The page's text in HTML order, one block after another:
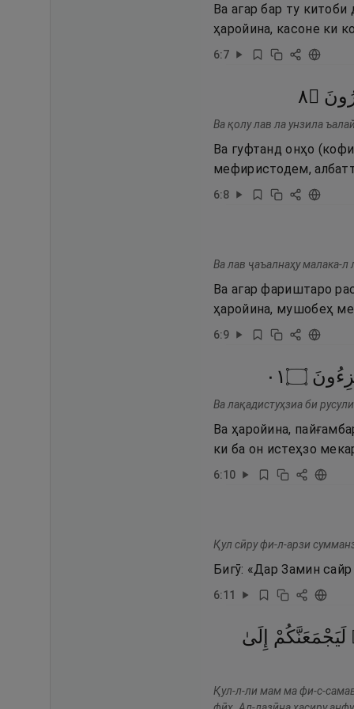
Ва агар бар ту
ҳаройина, касоне ки
6:7
۝٨
Ва қолу лав ла унзила
Ва гуфтанд онҳо
мефиристодем,
6:8
Ва лав ҷаъалнаҳу малака-л
Ва агар фариштаро
ҳаройина, мушобеҳ
6:9
۝١٠
Ва лақадистуҳзиа би
Ва ҳаройина,
ки ба он истеҳзо
6:10
Қул сӣру фи-л-арзи
Бигӯ: «Дар Замин
6:11
لَيَجْمَعَنَّكُمْ
إِلَىٰ
Қул-л-ли мам ма фи-с-